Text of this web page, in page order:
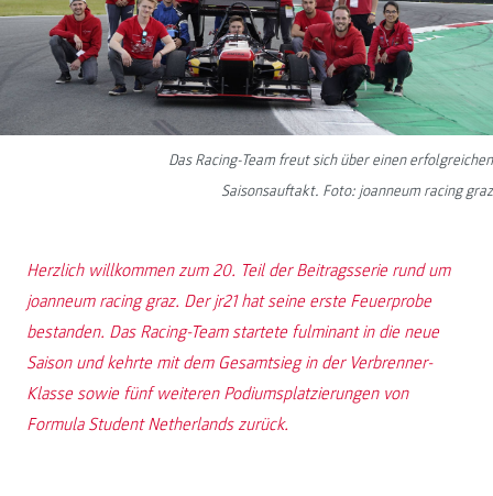
Das Racing-Team freut sich über einen erfolgreichen
Saisonsauftakt. Foto: joanneum racing graz
Herzlich willkommen zum 20. Teil der Beitragsserie rund um
joanneum racing graz. Der jr21 hat seine erste Feuerprobe
bestanden. Das Racing-Team startete fulminant in die neue
Saison und kehrte mit dem Gesamtsieg in der Verbrenner-
Klasse sowie fünf weiteren Podiumsplatzierungen von
Formula Student Netherlands zurück.